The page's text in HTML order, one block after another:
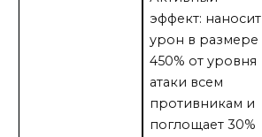
эффект: наносит
урон в размере
450% от уровня
атаки всем
противникам и
поглощает 30%